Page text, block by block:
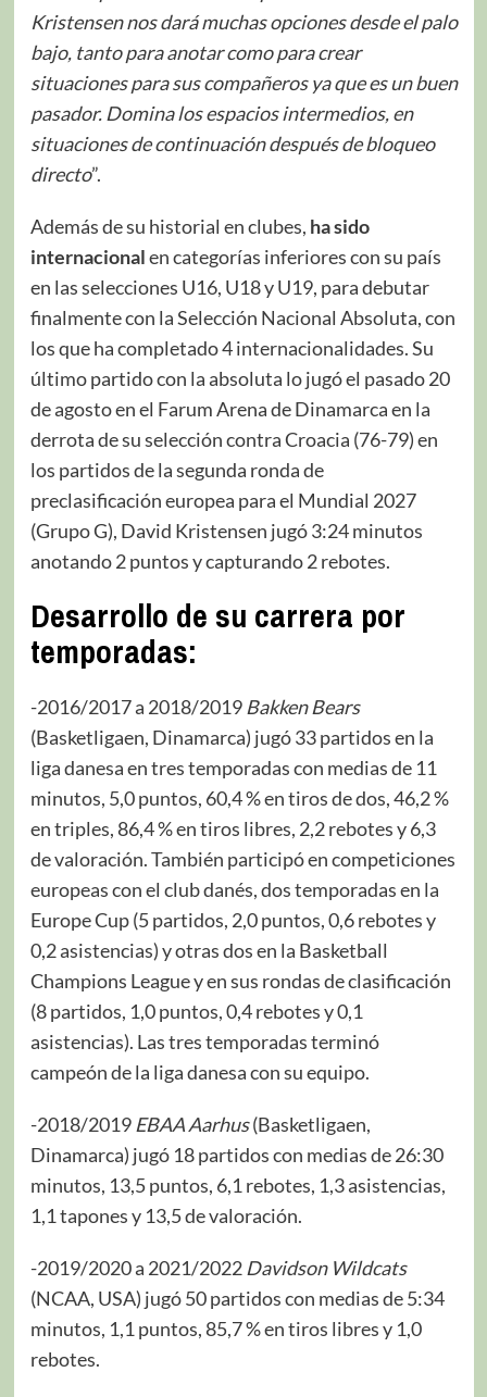
Kristensen nos dará muchas opciones desde el palo
bajo, tanto para anotar como para crear
situaciones para sus compañeros ya que es un buen
pasador. Domina los espacios intermedios, en
situaciones de continuación después de bloqueo
directo”.
Además de su historial en clubes, ha sido
internacionalen categorías inferiores con su país
en las selecciones U16, U18 y U19, para debutar
finalmente con la Selección Nacional Absoluta, con
los que ha completado 4 internacionalidades. Su
último partido con la absoluta lo jugó el pasado 20
de agosto en el Farum Arena de Dinamarca en la
derrota de su selección contra Croacia (76-79) en
los partidos de la segunda ronda de
preclasificación europea para el Mundial 2027
(Grupo G), David Kristensen jugó 3:24 minutos
anotando 2 puntos y capturando 2 rebotes.
Desarrollo de su carrera por
temporadas:
-2016/2017 a 2018/2019 Bakken Bears
(Basketligaen, Dinamarca) jugó 33 partidos en la
liga danesa en tres temporadas con medias de 11
minutos, 5,0 puntos, 60,4 % en tiros de dos, 46,2 %
en triples, 86,4 % en tiros libres, 2,2 rebotes y 6,3
de valoración. También participó en competiciones
europeas con el club danés, dos temporadas en la
Europe Cup (5 partidos, 2,0 puntos, 0,6 rebotes y
0,2 asistencias) y otras dos en la Basketball
Champions League y en sus rondas de clasificación
(8 partidos, 1,0 puntos, 0,4 rebotes y 0,1
asistencias). Las tres temporadas terminó
campeón de la liga danesa con su equipo.
-2018/2019 EBAA Aarhus(Basketligaen,
Dinamarca) jugó 18 partidos con medias de 26:30
minutos, 13,5 puntos, 6,1 rebotes, 1,3 asistencias,
1,1 tapones y 13,5 de valoración.
-2019/2020 a 2021/2022 Davidson Wildcats
(NCAA, USA) jugó 50 partidos con medias de 5:34
minutos, 1,1 puntos, 85,7 % en tiros libres y 1,0
rebotes.